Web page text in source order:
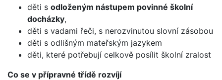
děti s odloženým nástupem povinné školní
docházky,
děti s vadami řeči, s nerozvinutou slovní zásobou
děti s odlišným mateřským jazykem
děti, které potřebují celkově posílit školní zralost
Co se v přípravné třídě rozvíjí